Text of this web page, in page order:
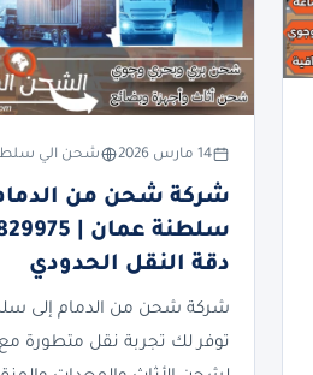
14 مارس 2026 شحن الي
شركة شحن من
دقة النقل الحدودي
شركة شحن من الدمام إلى
توفر لك تجربة نقل متطورة مع